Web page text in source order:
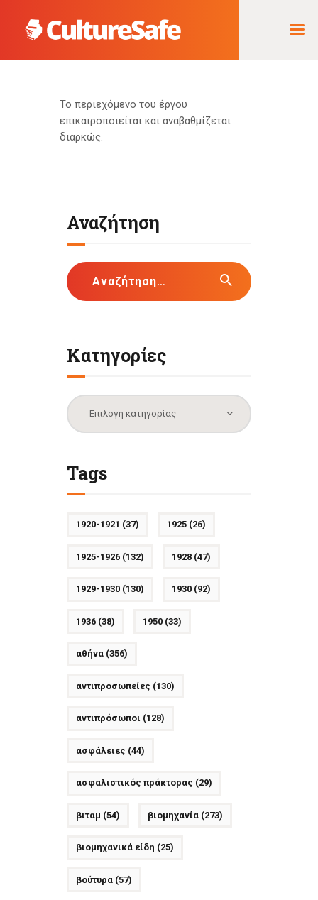
ΑΡΧΙΚΉ
ΦΟΡΈΑΣ ΥΛΟΠΟΊΗΣΗΣ
& ΈΡΓΑ
Το περιεχόμενο του έργου
επικαιροποιείται και αναβαθμίζεται
διαρκώς.
Αναζήτηση
Αναζήτηση
για:
Κατηγορίες
Κατηγορίες
Tags
1920-1921 (37) 1925(26)
1925-1926(132) 1928(47)
1929-1930(130) 1930(92)
1936(38) 1950(33)
αθήνα(356)
αντιπροσωπείες (130)
αντιπρόσωποι (128)
ασφάλειες (44)
ασφαλιστικός πράκτορας (29)
βιταμ (54) βιομηχανία(273)
βιομηχανικά είδη (25)
βούτυρα(57)